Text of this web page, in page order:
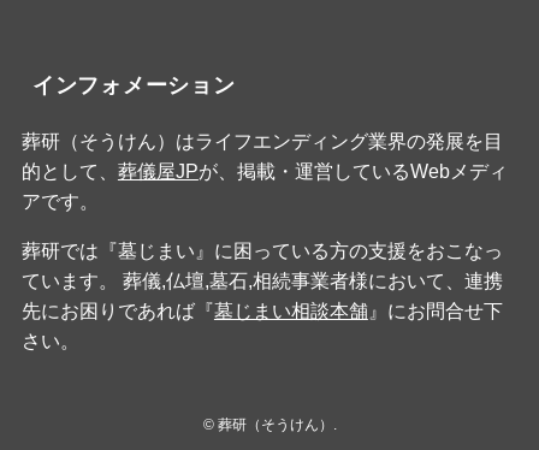
インフォメーション
葬研（そうけん）はライフエンディング業界の発展を目
的として、 葬儀屋JPが、掲載・運営しているWebメディ
アです。
葬研では『墓じまい』に困っている方の支援をおこなっ
ています。 葬儀,仏壇,墓石,相続事業者様において、連携
先にお困りであれば『墓じまい相談本舗』にお問合せ下
さい。
©葬研（そうけん）.